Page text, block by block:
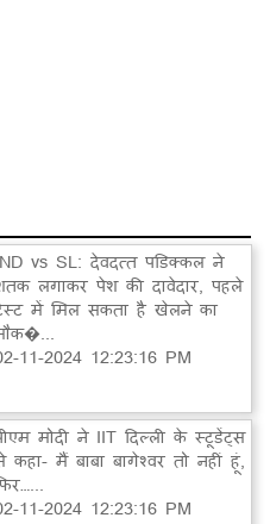
vs SL: देवदत्त पडिक्कल ने
लगाकर पेश की दावेदार, पहले
में मिल सकता है खेलने का
11-2024 12:23:16 PM
मोदी ने IIT दिल्ली के स्टूडेंट्स
कहा- मैं बाबा बागेश्वर तो नहीं हूं,
11-2024 12:23:16 PM